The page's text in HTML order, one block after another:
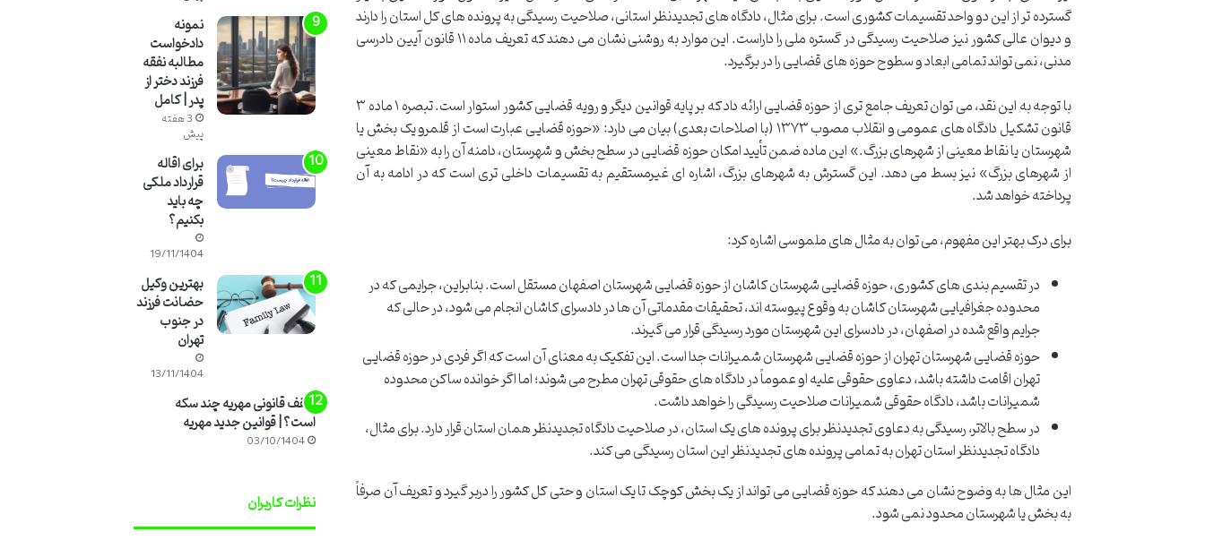
گسترده تر از این دو واحد تقسیمات کشوری است. برای مثال، دادگاه های تجدیدنظر استانی، صلاحیت رسیدگی به پرونده های کل استان را دارند
و دیوان عالی کشور نیز صلاحیت رسیدگی در گستره ملی را داراست. این موارد به روشنی نشان می دهند که تعریف ماده ۱۱ قانون آیین دادرسی
مدنی، نمی تواند تمامی ابعاد و سطوح حوزه های قضایی را در برگیرد.
با توجه به این نقد، می توان تعریف جامع تری از حوزه قضایی ارائه داد که بر پایه قوانین دیگر و رویه قضایی کشور استوار است. تبصره ۱ ماده ۳
قانون تشکیل دادگاه های عمومی و انقلاب مصوب ۱۳۷۳ (با اصلاحات بعدی) بیان می دارد: «حوزه قضایی عبارت است از قلمرو یک بخش یا
شهرستان یا نقاط معینی از شهرهای بزرگ.» این ماده ضمن تأیید امکان حوزه قضایی در سطح بخش و شهرستان، دامنه آن را به «نقاط معینی
از شهرهای بزرگ» نیز بسط می دهد. این گسترش به شهرهای بزرگ، اشاره ای غیرمستقیم به تقسیمات داخلی تری است که در ادامه به آن
پرداخته خواهد شد.
برای درک بهتر این مفهوم، می توان به مثال های ملموسی اشاره کرد:
در تقسیم بندی های کشوری، حوزه قضایی شهرستان کاشان از حوزه قضایی شهرستان اصفهان مستقل است. بنابراین، جرایمی که در
محدوده جغرافیایی شهرستان کاشان به وقوع پیوسته اند، تحقیقات مقدماتی آن ها در دادسرای کاشان انجام می شود، در حالی که
جرایم واقع شده در اصفهان، در دادسرای این شهرستان مورد رسیدگی قرار می گیرند.
حوزه قضایی شهرستان تهران از حوزه قضایی شهرستان شمیرانات جدا است. این تفکیک به معنای آن است که اگر فردی در حوزه قضایی
تهران اقامت داشته باشد، دعاوی حقوقی علیه او عموماً در دادگاه های حقوقی تهران مطرح می شوند؛ اما اگر خوانده ساکن محدوده
شمیرانات باشد، دادگاه حقوقی شمیرانات صلاحیت رسیدگی را خواهد داشت.
در سطح بالاتر، رسیدگی به دعاوی تجدیدنظر برای پرونده های یک استان، در صلاحیت دادگاه تجدیدنظر همان استان قرار دارد. برای مثال،
دادگاه تجدیدنظر استان تهران به تمامی پرونده های تجدیدنظر این استان رسیدگی می کند.
این مثال ها به وضوح نشان می دهند که حوزه قضایی می تواند از یک بخش کوچک تا یک استان و حتی کل کشور را دربر گیرد و تعریف آن صرفاً
به بخش یا شهرستان محدود نمی شود.
نمونه
دادخواست
مطالبه نفقه
فرزند دختر از
پدر | کامل
3 هفته
پیش
برای اقاله
قرارداد ملکی
چه باید
بکنیم؟
19/11/1404
بهترین وکیل
حضانت فرزند
در جنوب
تهران
13/11/1404
سقف قانونی مهریه چند سکه
است؟ | قوانین جدید مهریه
03/10/1404
نظرات کاربران